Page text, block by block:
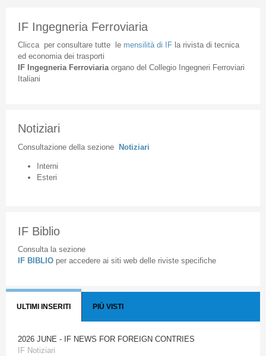
IF Ingegneria Ferroviaria
Cliccaper consultare tuttele mensilità di IFla rivista di tecnica
ed economia dei trasporti
IF Ingegneria Ferroviaria organodel Collegio Ingegneri Ferroviari
Italiani
Notiziari
Consultazione della sezione Notiziari
Interni
Esteri
IF Biblio
Consulta la sezione
IF BIBLIO per accedere ai siti web delle riviste specifiche
ULTIMI INSERITI PIÙ VISTI
2026 JUNE - IF NEWS FOR FOREIGN CONTRIES
IF Notiziari